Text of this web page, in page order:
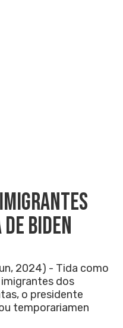
BIDEN
2024) - Tida como
dos
o presidente
temporariamen